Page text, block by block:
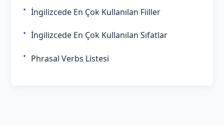
İngilizcede En Çok Kullanılan Fiiller
İngilizcede En Çok Kullanılan Sıfatlar
Phrasal Verbs Listesi